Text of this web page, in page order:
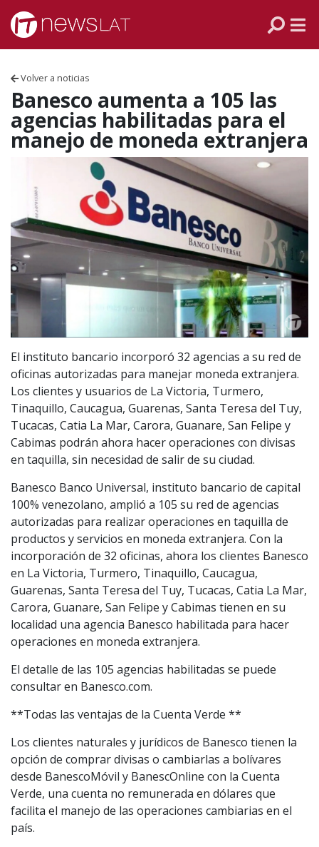
Skip to content
Volver a noticias
Banesco aumenta a 105 las
agencias habilitadas para el
manejo de moneda extranjera
El instituto bancario incorporó 32 agencias a su red de
oficinas autorizadas para manejar moneda extranjera.
Los clientes y usuarios de La Victoria, Turmero,
Tinaquillo, Caucagua, Guarenas, Santa Teresa del Tuy,
Tucacas, Catia La Mar, Carora, Guanare, San Felipe y
Cabimas podrán ahora hacer operaciones con divisas
en taquilla, sin necesidad de salir de su ciudad.
Banesco Banco Universal, instituto bancario de capital
100% venezolano, amplió a 105 su red de agencias
autorizadas para realizar operaciones en taquilla de
productos y servicios en moneda extranjera. Con la
incorporación de 32 oficinas, ahora los clientes Banesco
en La Victoria, Turmero, Tinaquillo, Caucagua,
Guarenas, Santa Teresa del Tuy, Tucacas, Catia La Mar,
Carora, Guanare, San Felipe y Cabimas tienen en su
localidad una agencia Banesco habilitada para hacer
operaciones en moneda extranjera.
El detalle de las 105 agencias habilitadas se puede
consultar en Banesco.com.
**Todas las ventajas de la Cuenta Verde **
Los clientes naturales y jurídicos de Banesco tienen la
opción de comprar divisas o cambiarlas a bolívares
desde BanescoMóvil y BanescOnline con la Cuenta
Verde, una cuenta no remunerada en dólares que
facilita el manejo de las operaciones cambiarias en el
país.
VENEZUELA
ECUADOR
PERÚ
CHILE
ARGENTINA
MÉXICO